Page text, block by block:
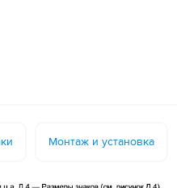
Монтаж и установка